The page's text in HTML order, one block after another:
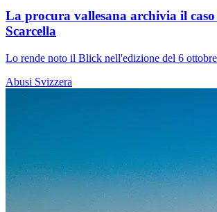
La procura vallesana archivia il
Scarcella
Lo rende noto il Blick nell'edizione del 6
Abusi Svizzera